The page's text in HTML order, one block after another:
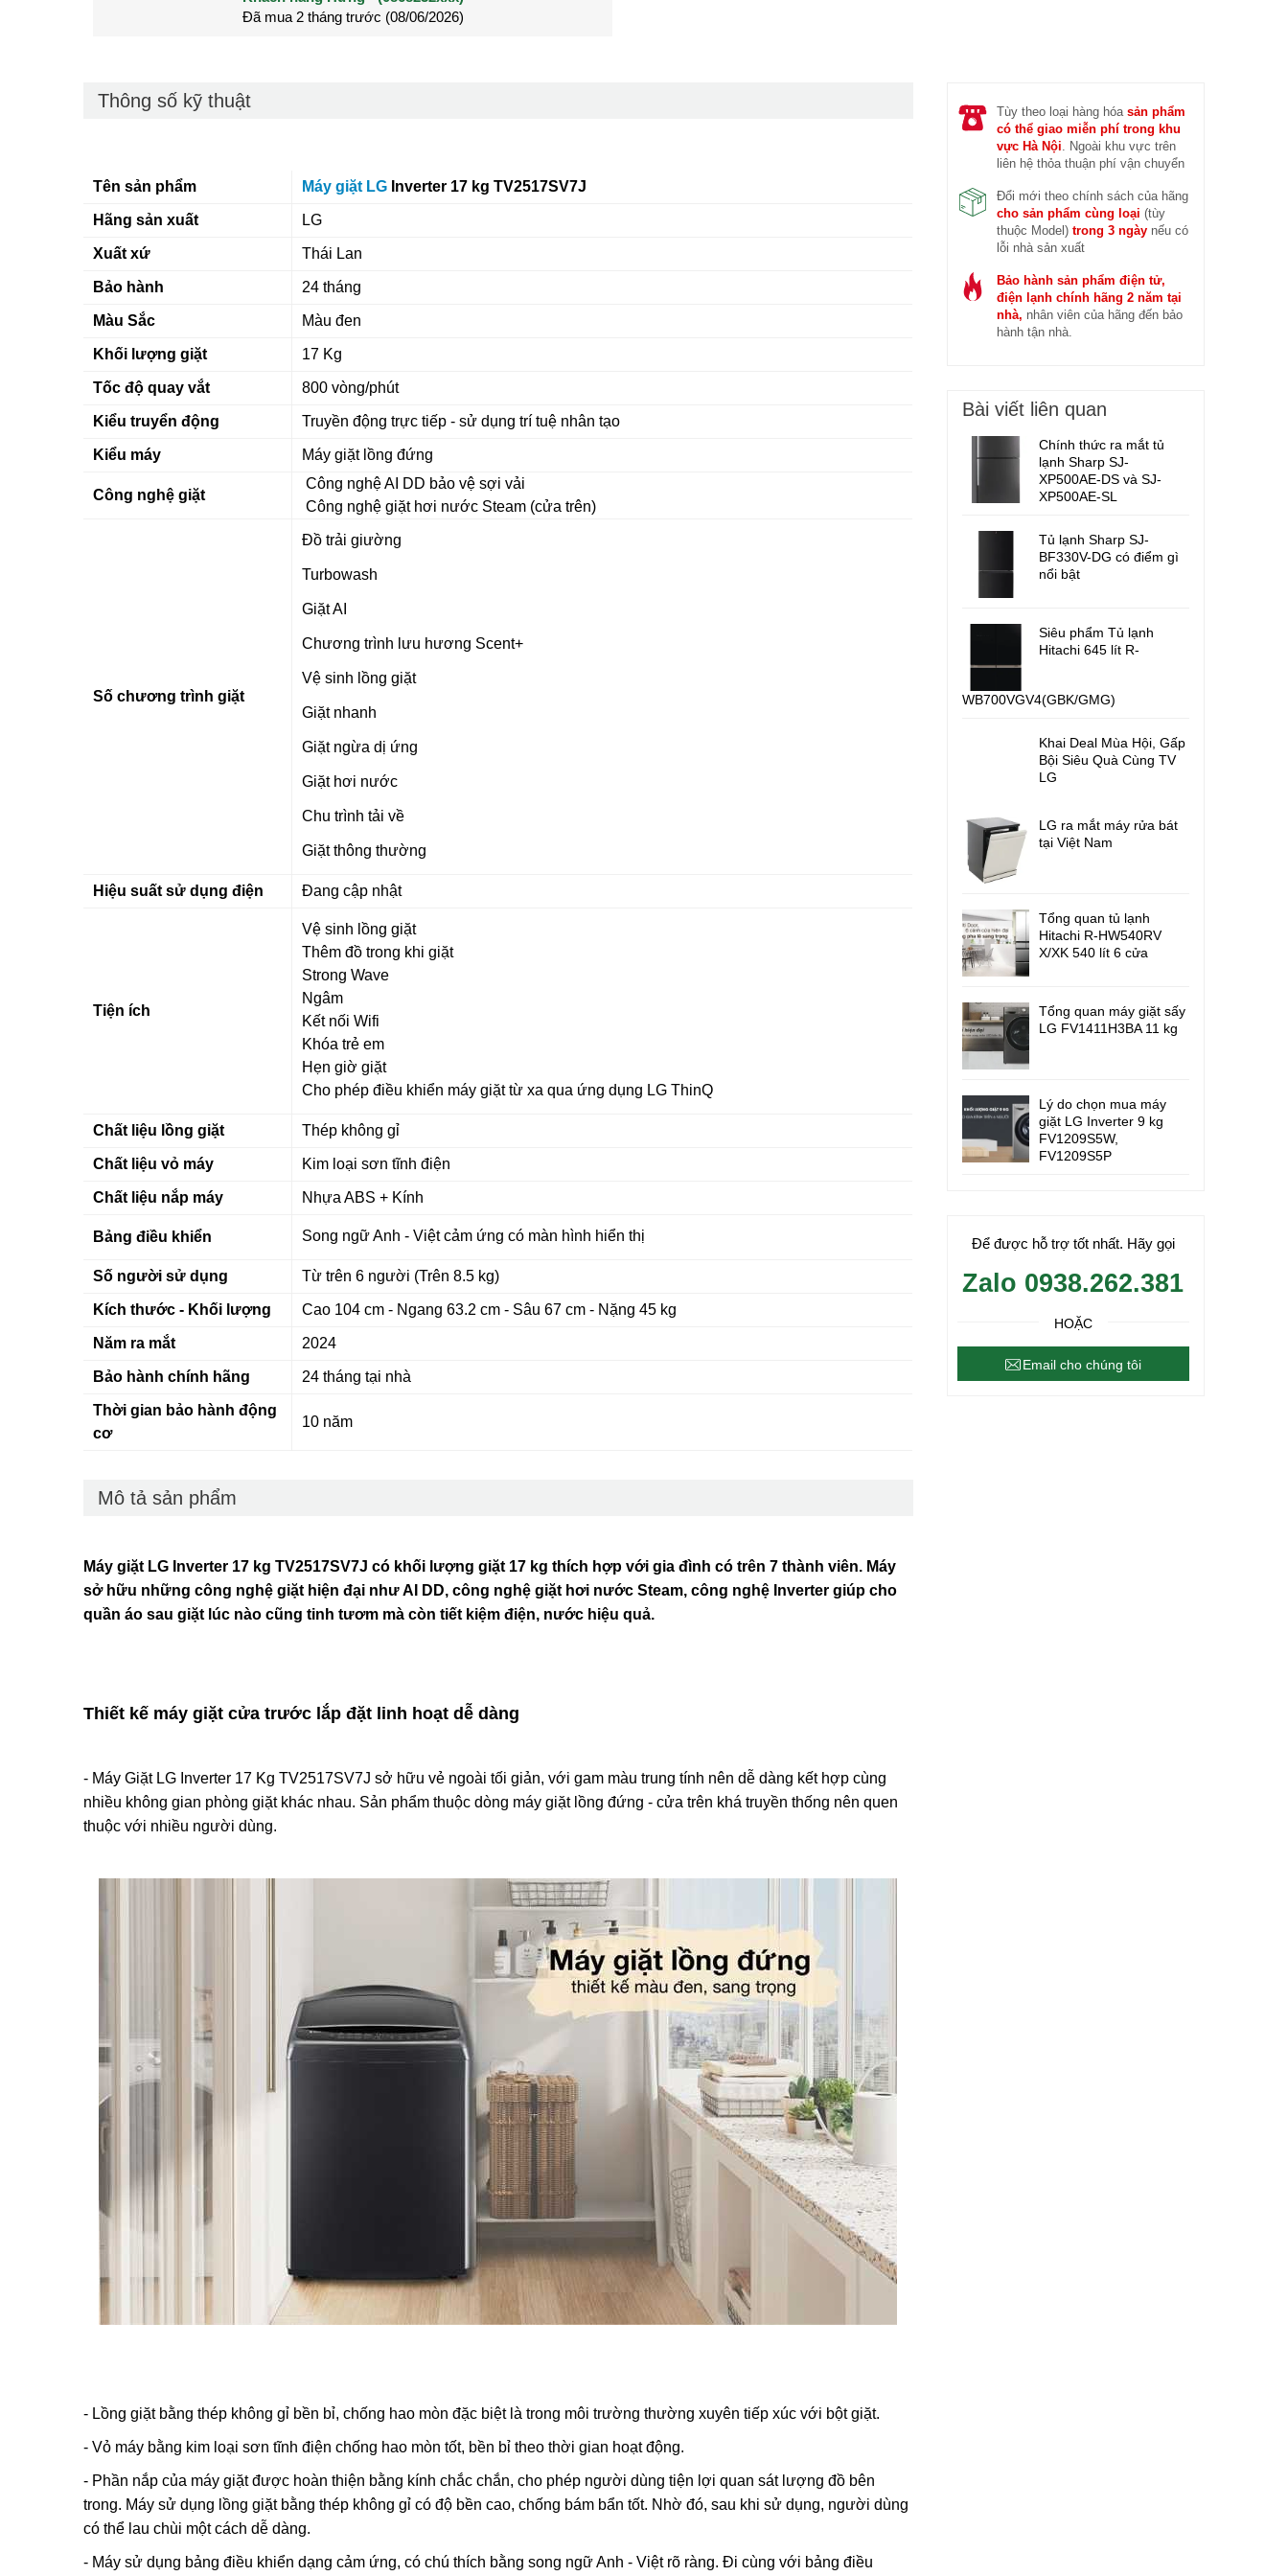
Đã mua 2 tháng trước (28/05/2026)
Đã mua 3 tháng trước (27/04/2026)
Thông số kỹ thuật
Tên sản phẩm Máy giặt LG Inverter 17 kg TV2517SV7J
Hãng sản xuất LG
Xuất xứ Thái Lan
Bảo hành 24 tháng
Màu Sắc Màu đen
Khối lượng giặt 17 Kg
Tốc độ quay vắt 800 vòng/phút
Kiểu truyển động Truyền động trực tiếp - sử dụng trí tuệ nhân tạo
Kiểu máy Máy giặt lồng đứng
Công nghệ giặt
Công nghệ AI DD bảo vệ sợi vải
Công nghệ giặt hơi nước Steam (cửa trên)
Số chương trình giặt
Đồ trải giường
Turbowash
Giặt AI
Chương trình lưu hương Scent+
Vệ sinh lồng giặt
Giặt nhanh
Giặt ngừa dị ứng
Giặt hơi nước
Chu trình tải về
Giặt thông thường
Hiệu suất sử dụng điện Đang cập nhật
Tiện ích
Vệ sinh lồng giặt
Thêm đồ trong khi giặt
Strong Wave
Ngâm
Kết nối Wifi
Khóa trẻ em
Hẹn giờ giặt
Cho phép điều khiển máy giặt từ xa qua ứng dụng LG ThinQ
Chất liệu lồng giặt Thép không gỉ
Chất liệu vỏ máy Kim loại sơn tĩnh điện
Chất liệu nắp máy Nhựa ABS + Kính
Bảng điều khiển Song ngữ Anh - Việt cảm ứng có màn hình hiển thị
Số người sử dụng Từ trên 6 người (Trên 8.5 kg)
Kích thước - Khối lượng Cao 104 cm - Ngang 63.2 cm - Sâu 67 cm - Nặng 45 kg
Năm ra mắt 2024
Bảo hành chính hãng 24 tháng tại nhà
Thời gian bảo hành động
cơ
10 năm
Mô tả sản phẩm
Máy giặt LG Inverter 17 kg TV2517SV7J có khối lượng giặt 17 kg thích hợp với gia đình có trên 7 thành viên. Máy
sở hữu những công nghệ giặt hiện đại như AI DD, công nghệ giặt hơi nước Steam, công nghệ Inverter giúp cho
quần áo sau giặt lúc nào cũng tinh tươm mà còn tiết kiệm điện, nước hiệu quả.
Thiết kế máy giặt cửa trước lắp đặt linh hoạt dễ dàng
- Máy Giặt LG Inverter 17 Kg TV2517SV7J sở hữu vẻ ngoài tối giản, với gam màu trung tính nên dễ dàng kết hợp cùng
nhiều không gian phòng giặt khác nhau. Sản phẩm thuộc dòng máy giặt lồng đứng - cửa trên khá truyền thống nên quen
thuộc với nhiều người dùng.
- Lồng giặt bằng thép không gỉ bền bỉ, chống hao mòn đặc biệt là trong môi trường thường xuyên tiếp xúc với bột giặt.
- Vỏ máy bằng kim loại sơn tĩnh điện chống hao mòn tốt, bền bỉ theo thời gian hoạt động.
- Phần nắp của máy giặt được hoàn thiện bằng kính chắc chắn, cho phép người dùng tiện lợi quan sát lượng đồ bên
trong. Máy sử dụng lồng giặt bằng thép không gỉ có độ bền cao, chống bám bẩn tốt. Nhờ đó, sau khi sử dụng, người dùng
có thể lau chùi một cách dễ dàng.
- Máy sử dụng bảng điều khiển dạng cảm ứng, có chú thích bằng song ngữ Anh - Việt rõ ràng. Đi cùng với bảng điều
Tùy theo loại hàng hóa sản phẩm
có thể giao miễn phí trong khu
vực Hà Nội . Ngoài khu vực trên
liên hệ thỏa thuận phí vận chuyển
Đổi mới theo chính sách của hãng
cho sản phẩm cùng loại (tùy
thuộc Model) trong 3 ngàynếu có
lỗi nhà sản xuất
Bảo hành sản phẩm điện tử,
điện lạnh chính hãng 2 năm tại
nhà, nhân viên của hãng đến bảo
hành tận nhà.
Bài viết liên quan
Chính thức ra mắt tủ
lạnh Sharp SJ-
XP500AE-DS và SJ-
XP500AE-SL
Tủ lạnh Sharp SJ-
BF330V-DG có điểm gì
nổi bật
Siêu phẩm Tủ lạnh
Hitachi 645 lít R-
WB700VGV4(GBK/GMG)
Khai Deal Mùa Hội, Gấp
Bội Siêu Quà Cùng TV
LG
LG ra mắt máy rửa bát
tại Việt Nam
Tổng quan tủ lạnh
Hitachi R-HW540RV
X/XK 540 lít 6 cửa
Tổng quan máy giặt sấy
LG FV1411H3BA 11 kg
Lý do chọn mua máy
giặt LG Inverter 9 kg
FV1209S5W,
FV1209S5P
Để được hỗ trợ tốt nhất. Hãy gọi
Zalo 0938.262.381
HOẶC
Email cho chúng tôi